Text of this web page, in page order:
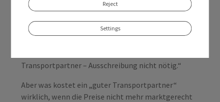
Transportkosten verschlingen typischerweise 5–7 %
Jahresumsatz von 5 Millionen Euro entspricht das
Transportpartner – Ausschreibung nicht nötig.“
Aber was kostet ein „guter Transportpartner“
wirklich, wenn die Preise nicht mehr marktgerecht
Reject
Settings